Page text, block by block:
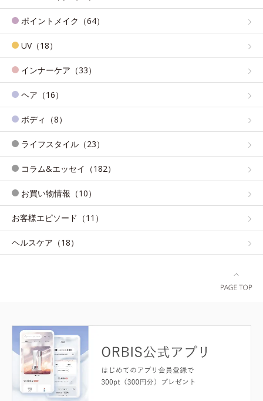
ポイントメイク（64）
UV（18）
インナーケア（33）
ヘア（16）
ボディ（8）
ライフスタイル（23）
コラム&エッセイ（182）
お買い物情報（10）
お客様エピソード（11）
ヘルスケア（18）